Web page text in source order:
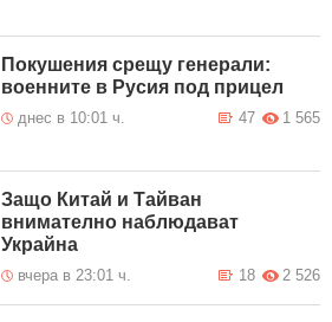
Покушения срещу генерали:
военните в Русия под прицел
днес в 10:01 ч. 1 565
47
Защо Китай и Тайван
внимателно наблюдават
Украйна
вчера в 23:01 ч. 2 526
18